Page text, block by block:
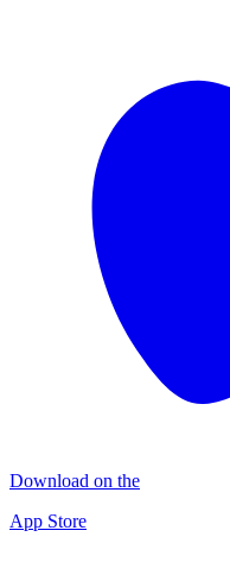
Download on the
App Store